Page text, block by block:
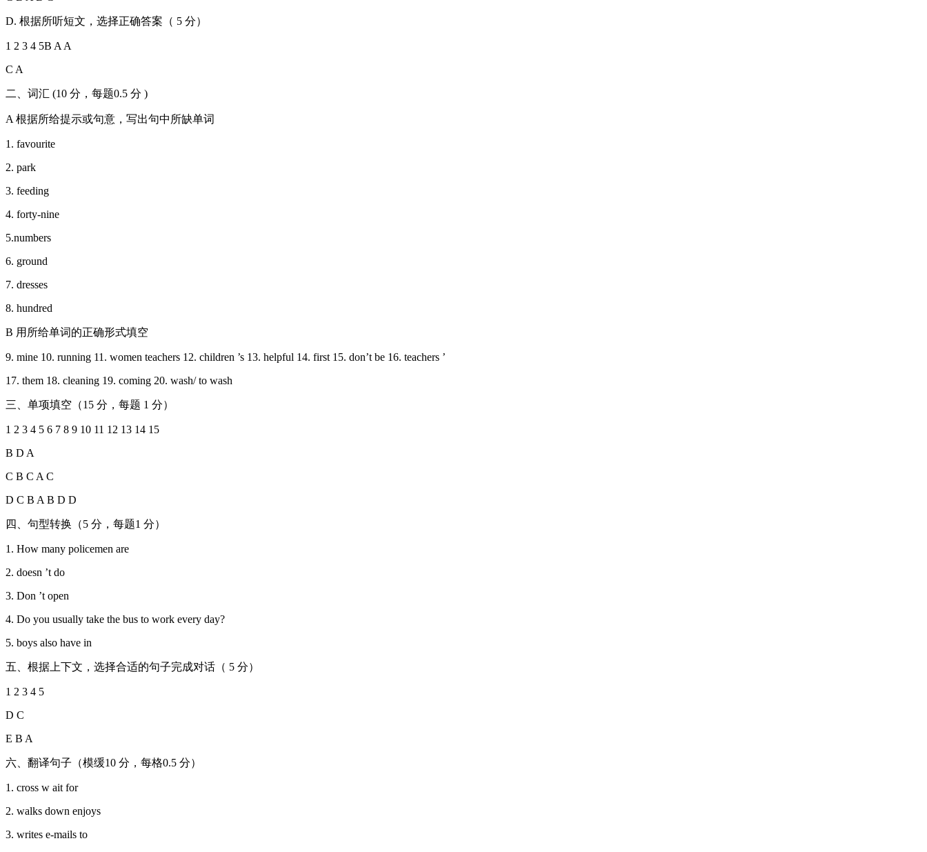
D. 根据所听短文，选择正确答案（ 5 分）
1 2 3 4 5B A A
C A
二、词汇 (10 分，每题0.5 分 )
A 根据所给提示或句意，写出句中所缺单词
1. favourite
2. park
3. feeding
4. forty-nine
5.numbers
6. ground
7. dresses
8. hundred
B 用所给单词的正确形式填空
9. mine 10. running 11. women teachers 12. children ’s 13. helpful 14. first 15. don’t be 16. teachers ’
17. them 18. cleaning 19. coming 20. wash/ to wash
三、单项填空（15 分，每题 1 分）
1 2 3 4 5 6 7 8 9 10 11 12 13 14 15
B D A
C B C A C
D C B A B D D
四、句型转换（5 分，每题1 分）
1. How many policemen are
2. doesn ’t do
3. Don ’t open
4. Do you usually take the bus to work every day?
5. boys also have in
五、根据上下文，选择合适的句子完成对话（ 5 分）
1 2 3 4 5
D C
E B A
六、翻译句子（模缓10 分，每格0.5 分）
1. cross w ait for
2. walks down enjoys
3. writes e-mails to